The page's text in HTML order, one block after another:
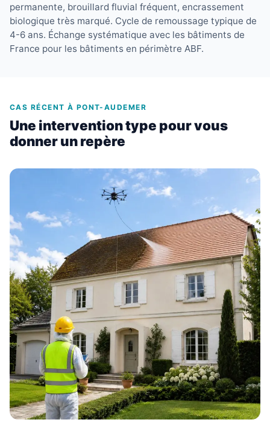
permanente, brouillard fluvial fréquent, encrassement
biologique très marqué. Cycle de remoussage typique de
4-6 ans. Échange systématique avec les bâtiments de
France pour les bâtiments en périmètre ABF.
CAS RÉCENT À PONT-AUDEMER
Une intervention type pour vous
donner un repère